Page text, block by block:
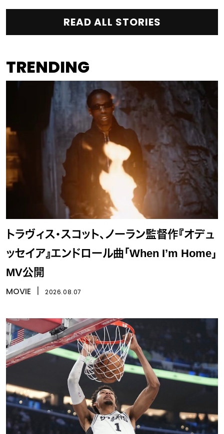
READ ALL STORIES
TRENDING
トラヴィス・スコット、ノーラン監督作『オデュ
ッセイア』エンドロール曲「When I’m Home」
MV公開
MOVIE 2026.08.07